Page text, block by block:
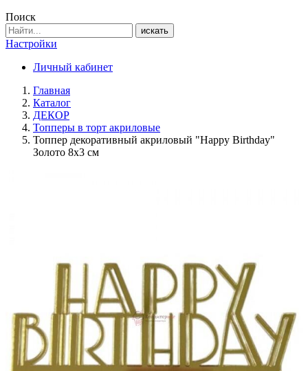
Поиск
искать
Настройки
Личный кабинет
Главная
Каталог
ДЕКОР
Топперы в торт акриловые
Топпер декоративный акриловый "Happy Birthday"
Золото 8х3 см